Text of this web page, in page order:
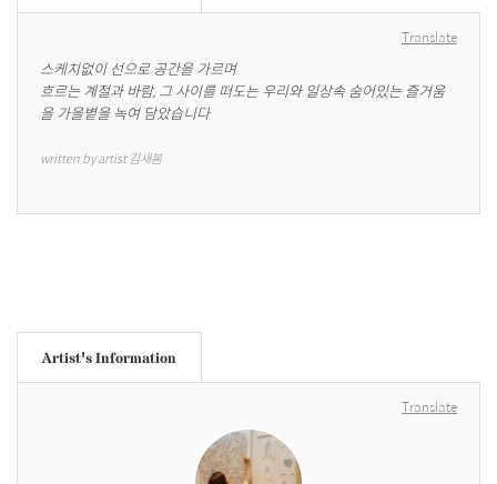
Translate
스케치없이 선으로 공간을 가르며
흐르는 계절과 바람, 그 사이를 떠도는 우리와 일상속 숨어있는 즐거움
을 가을볕을 녹여 담았습니다
written by artist 김새봄
Artist's Information
Translate